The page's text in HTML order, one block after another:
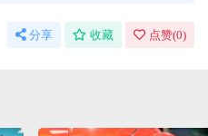
分享 收藏 点赞(0)